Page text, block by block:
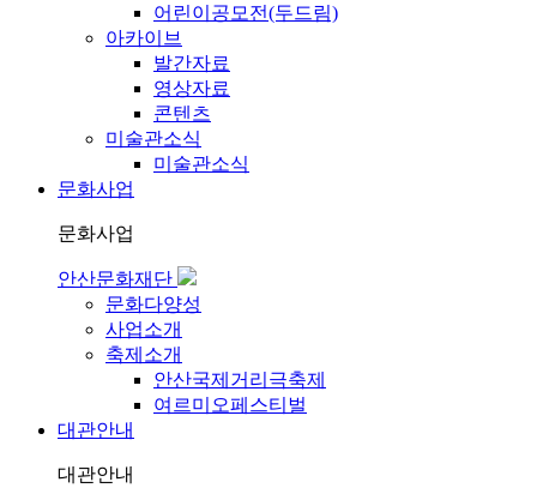
어린이공모전(두드림)
아카이브
발간자료
영상자료
콘텐츠
미술관소식
미술관소식
문화사업
문화사업
안산문화재단
문화다양성
사업소개
축제소개
안산국제거리극축제
여르미오페스티벌
대관안내
대관안내